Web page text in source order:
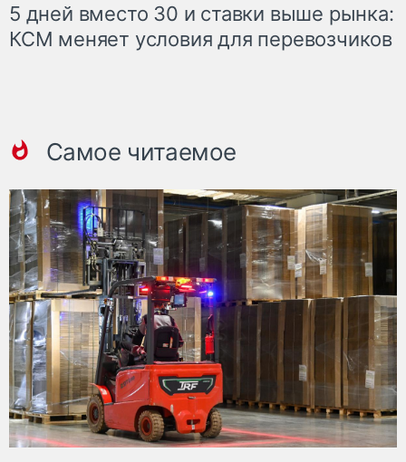
5 дней вместо 30 и ставки выше рынка:
КСМ меняет условия для перевозчиков
Самое читаемое